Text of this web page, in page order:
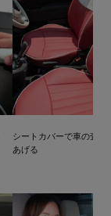
シートカバーで車の査定
あげる